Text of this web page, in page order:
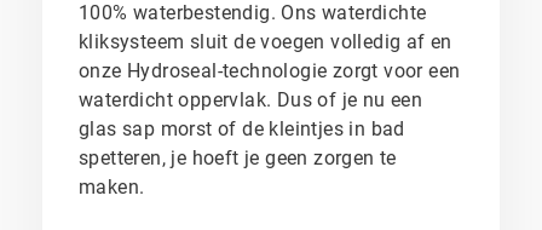
100% waterbestendig. Ons waterdichte
kliksysteem sluit de voegen volledig af en
onze Hydroseal-technologie zorgt voor een
waterdicht oppervlak. Dus of je nu een
glas sap morst of de kleintjes in bad
spetteren, je hoeft je geen zorgen te
maken.